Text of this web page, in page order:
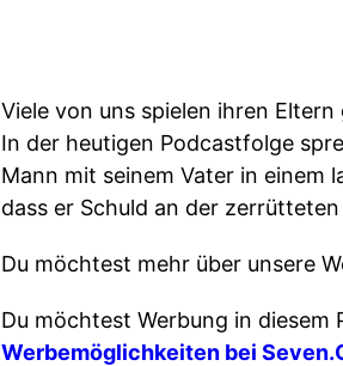
Viele von uns spielen ihren
In der heutigen Podcastfolge
Mann mit seinem Vater in
dass er Schuld an der
Du möchtest mehr über unsere
Du möchtest Werbung in diesem
Werbemöglichkeiten bei